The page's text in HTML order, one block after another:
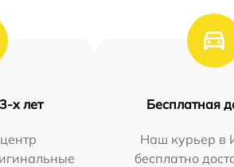
х лет Бесплатная
Наш курьер в
бесплатно